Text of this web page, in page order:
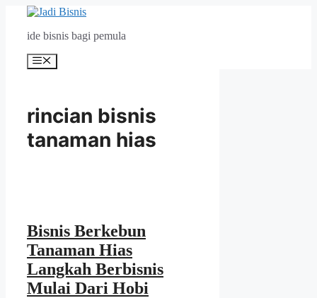
Langsung
ide bisnis bagi pemula
Menu
rincian bisnis
tanaman hias
Bisnis Berkebun
Tanaman Hias
Langkah Berbisnis
Mulai Dari Hobi